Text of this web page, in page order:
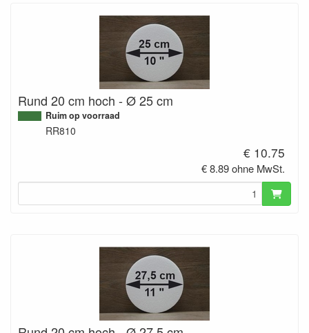
Rund 20 cm hoch - Ø 25 cm
Ruim op voorraad
RR810
€ 10.75
€ 8.89 ohne MwSt.